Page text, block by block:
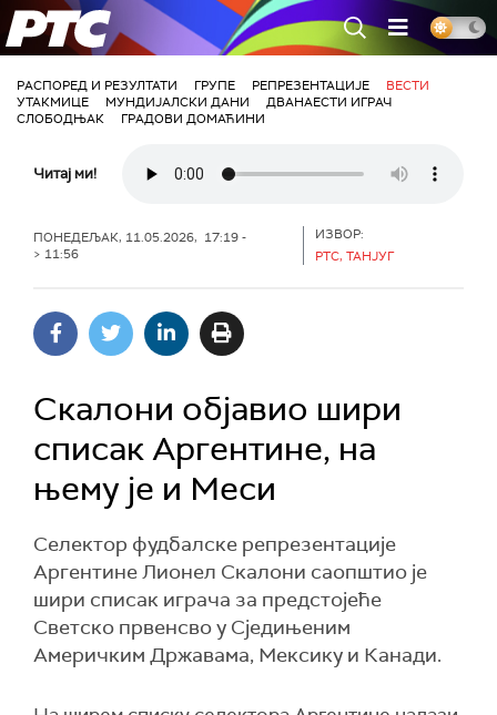
РТС
РАСПОРЕД И РЕЗУЛТАТИ ГРУПЕ РЕПРЕЗЕНТАЦИЈЕ
ВЕСТИ
УТАКМИЦЕ
МУНДИЈАЛСКИ ДАНИ
ДВАНАЕСТИ ИГРАЧ
СЛОБОДЊАК
ГРАДОВИ ДОМАЋИНИ
Читај ми!
ПОНЕДЕЉАК, 11.05.2026, 17:19 -
> 11:56
ИЗВОР:
РТС, ТАНЈУГ
Скалони објавио шири
списак Аргентине, на
њему је и Меси
Селектор фудбалске репрезентације
Аргентине Лионел Скалони саопштио је
шири списак играча за предстојеће
Светско првенсво у Сједињеним
Америчким Државама, Мексику и Канади.